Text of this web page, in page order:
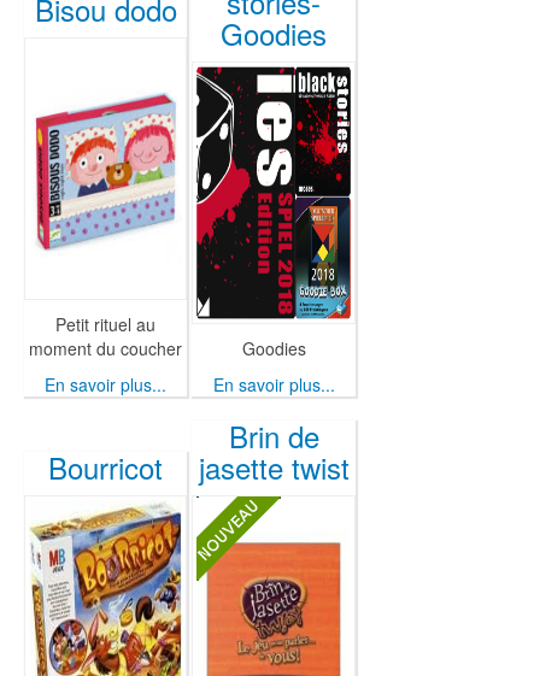
Bisou dodo
Petit rituel au
moment du coucher
En savoir plus...
Goodies
Goodies
En savoir plus...
Bourricot
Brin de
jasette twist